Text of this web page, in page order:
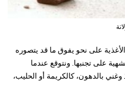
على نحو يفوق ما قد يتصوره
على تجنبها. ونتوقع عندما
بالدهون، كالكريمة أو الحليب،